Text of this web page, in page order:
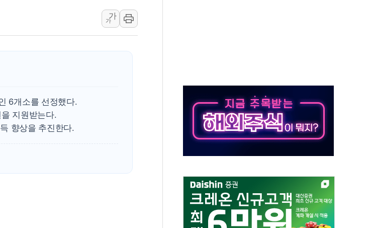
강릉·동해·삼척 시간당 최대 50㎜ 폭우…강원 동해안 강한 비 이어져
폐기물 수거하다 참변…60대 환경미화원 수거차에 치여 사망
李대통령 "결혼 때문에 손해 보는 일 없게"…'결혼 페널티' 22개 과제 손본다
추미애, '위안부' 피해자 기림의 날 참석..."국제적 시민 연대로 목소리 내야"
인천 선재도 갯벌서 해루질 중 실종 60대 나흘만에 숨진 채 발견
인천서 말다툼 중 어머니 흉기 살해 10대 아들 체포
'화합' 꺼낸 김민석에 '뻔뻔' 받아친 정청래…제주 연설서 신경전 고조
가
가
6개소를 선정했다.
지원받는다.
향상을 추진한다.